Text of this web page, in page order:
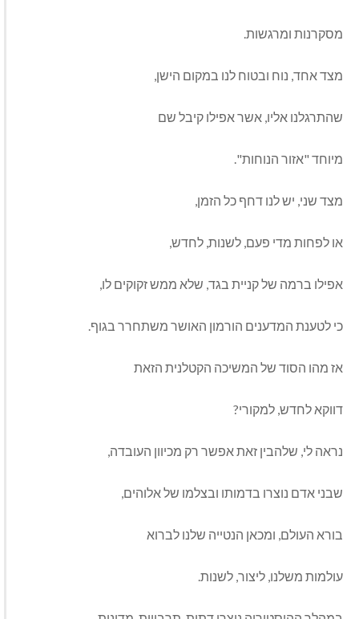
מסקרנות ומרגשות.
מצד אחד, נוח ובטוח לנו במקום הישן,
שהתרגלנו אליו, אשר אפילו קיבל שם
מיוחד "אזור הנוחות".
מצד שני, יש לנו דחף כל הזמן,
או לפחות מדי פעם, לשנות, לחדש,
אפילו ברמה של קניית בגד, שלא ממש זקוקים לו,
כי לטענת המדענים הורמון האושר משתחרר בגוף.
אז מהו הסוד של המשיכה הקטלנית הזאת
דווקא לחדש, למקורי?
נראה לי, שלהבין זאת אפשר רק מכיוון העובדה,
שבני אדם נוצרו בדמותו ובצלמו של אלוהים,
בורא העולם, ומכאן הנטייה שלנו לברוא
עולמות משלנו, ליצור, לשנות.